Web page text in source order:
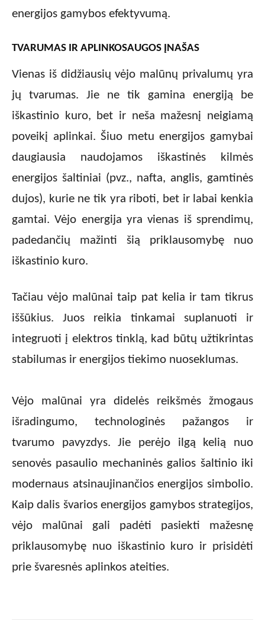
energijos gamybos efektyvumą.
TVARUMAS IR APLINKOSAUGOS ĮNAŠAS
Vienas iš didžiausių vėjo malūnų privalumų yra
jų tvarumas. Jie ne tik gamina energiją be
iškastinio kuro, bet ir neša mažesnį neigiamą
poveikį aplinkai. Šiuo metu energijos gamybai
daugiausia naudojamos iškastinės kilmės
energijos šaltiniai (pvz., nafta, anglis, gamtinės
dujos), kurie ne tik yra riboti, bet ir labai kenkia
gamtai. Vėjo energija yra vienas iš sprendimų,
padedančių mažinti šią priklausomybę nuo
iškastinio kuro.
Tačiau vėjo malūnai taip pat kelia ir tam tikrus
iššūkius. Juos reikia tinkamai suplanuoti ir
integruoti į elektros tinklą, kad būtų užtikrintas
stabilumas ir energijos tiekimo nuoseklumas.
Vėjo malūnai yra didelės reikšmės žmogaus
išradingumo, technologinės pažangos ir
tvarumo pavyzdys. Jie perėjo ilgą kelią nuo
senovės pasaulio mechaninės galios šaltinio iki
modernaus atsinaujinančios energijos simbolio.
Kaip dalis švarios energijos gamybos strategijos,
vėjo malūnai gali padėti pasiekti mažesnę
priklausomybę nuo iškastinio kuro ir prisidėti
prie švaresnės aplinkos ateities.